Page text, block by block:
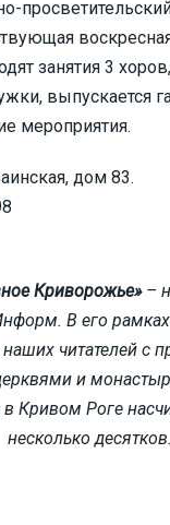
занятия 3
выпускается
мероприятия.
дом 83.
Криворожье»–
В его
читателей с
и
Кривом Роге
несколько десятков.